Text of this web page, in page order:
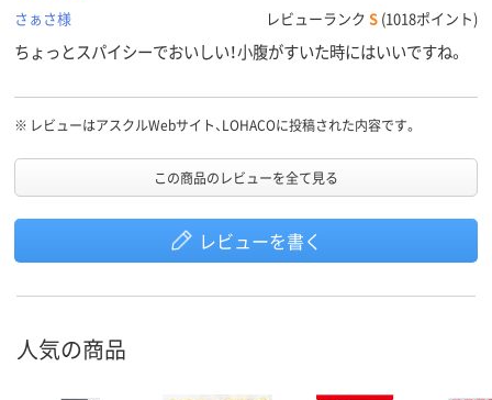
さぁさ様
レビューランク S (1018ポイント)
ちょっとスパイシーでおいしい！小腹がすいた時にはいいですね。
※ レビューはアスクルWebサイト、LOHACOに投稿された内容です。
この商品のレビューを全て見る
レビューを書く
人気の商品